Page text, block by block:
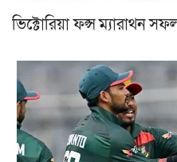
ভিক্টোরিয়া ফল্স ম্যারাথন